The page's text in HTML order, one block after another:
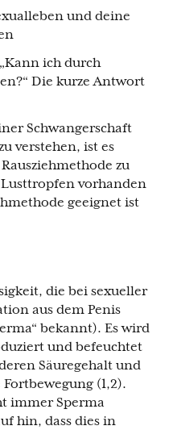
und deine
ich durch
Die kurze Antwort
Schwangerschaft
verstehen, ist es
zu
vorhanden
geeignet ist
die bei sexueller
aus dem Penis
bekannt). Es wird
und befeuchtet
Säuregehalt und
(1,2).
immer Sperma
hin, dass dies in